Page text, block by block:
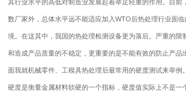
其行业水平的高低对制造业发展起着举足轻重的作用。目前
数厂家外，总体水平远不能适应加入WTO后热处理行业面
境。在这其中，我国的热处理检测设备更为落后。严重的限
和造成产品质量的不稳定，更重要的是不能有效的防止产品
面我就机械零件、工模具热处理后最常用的硬度测试来举例
硬度是衡量金属材料软硬的一个指标，硬度值实际上不是一